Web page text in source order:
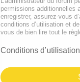
permissions additionnelles
enregistrer, assurez-vous
conditions d’utilisation et
vous de bien lire tout le
Conditions d’utilisation